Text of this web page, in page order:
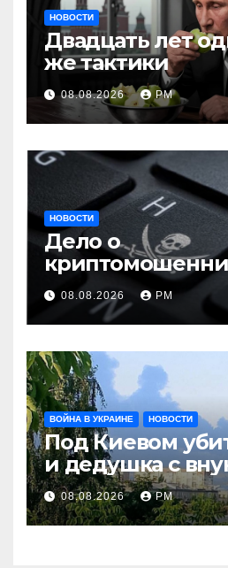
НОВОСТИ
Двадцать лет
же тактики
08.08.2026 РМ
НОВОСТИ
Дело о
оборачивают в
терроризму
08.08.2026 РМ
ВОЙНА В УКРАИНЕ НОВОСТИ
Под Киевом
и дедушка с
Поволжье и на
вновь горят НПЗ
08.08.2026 РМ